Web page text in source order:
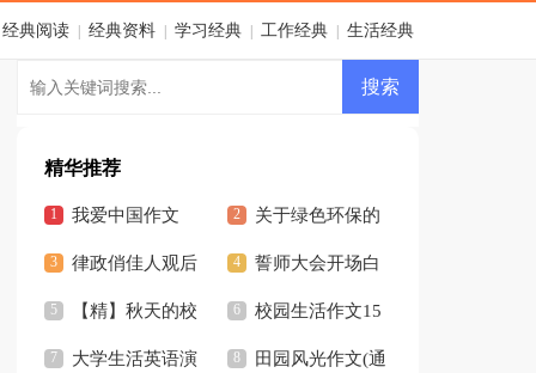
经典阅读 经典资料 学习经典 工作经典 生活经典
精华推荐
我爱中国作文 关于绿色环保的
作文
律政俏佳人观后
感2篇
誓师大会开场白
(12篇)
【精】秋天的校
园作文
校园生活作文15
篇
大学生活英语演 田园风光作文(通